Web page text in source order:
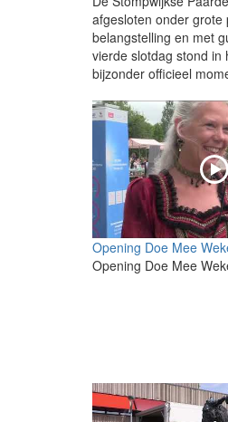
afgesloten onder grote
belangstelling en met
vierde slotdag stond in
bijzonder officieel
Opening Doe Mee
Opening Doe Mee